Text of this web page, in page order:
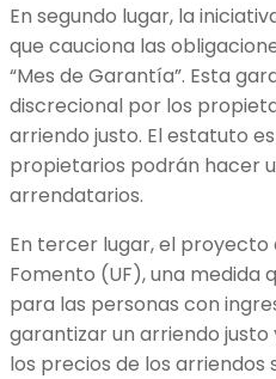
En segundo lugar, la
que cauciona las
“Mes de Garantía”. Esta
discrecional por los
arriendo justo. El estatuto
propietarios podrán hacer
arrendatarios.
En tercer lugar, el proyecto
Fomento (UF), una medida
para las personas con
garantizar un arriendo
los precios de los